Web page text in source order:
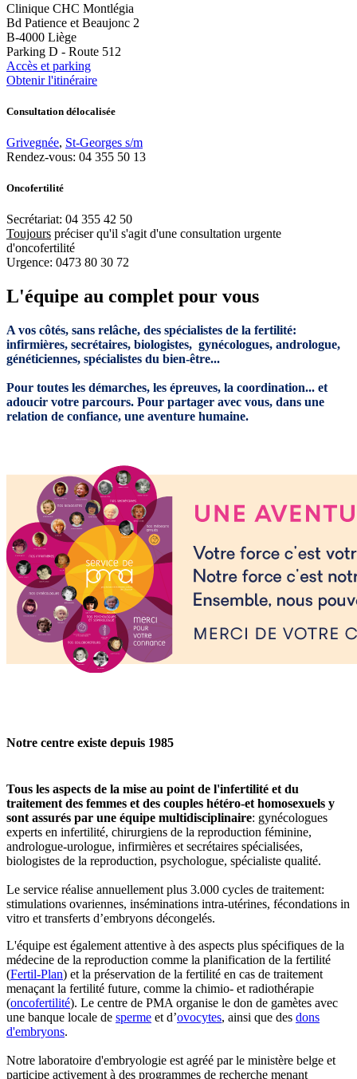
Clinique CHC Montlégia
Bd Patience et Beaujonc 2
B-4000 Liège
Parking D - Route 512
Accès et parking
Obtenir l'itinéraire
Consultation délocalisée
Grivegnée, St-Georges s/m
Rendez-vous: 04 355 50 13
Oncofertilité
Secrétariat: 04 355 42 50
Toujours préciser qu'il s'agit d'une consultation urgente
d'oncofertilité
Urgence: 0473 80 30 72
L'équipe au complet pour vous
A vos côtés, sans relâche, des spécialistes de la fertilité:
infirmières, secrétaires, biologistes, gynécologues, andrologue,
généticiennes, spécialistes du bien-être...
Pour toutes les démarches, les épreuves, la coordination... et
adoucir votre parcours. Pour partager avec vous, dans une
relation de confiance, une aventure humaine.
Notre centre existe depuis 1985
Tous les aspects de la mise au point de l'infertilité et du
traitement des femmes et des couples hétéro-et homosexuels y
sont assurés par une équipe multidisciplinaire: gynécologues
experts en infertilité, chirurgiens de la reproduction féminine,
andrologue-urologue, infirmières et secrétaires spécialisées,
biologistes de la reproduction, psychologue, spécialiste qualité.
Le service réalise annuellement plus 3.000 cycles de traitement:
stimulations ovariennes, inséminations intra-utérines, fécondations in
vitro et transferts d’embryons décongelés.
L'équipe est également attentive à des aspects plus spécifiques de la
médecine de la reproduction comme la planification de la fertilité
(Fertil-Plan) et la préservation de la fertilité en cas de traitement
menaçant la fertilité future, comme la chimio- et radiothérapie
(oncofertilité). Le centre de PMA organise le don de gamètes avec
une banque locale de sperme et d’ovocytes, ainsi que des dons
d'embryons.
Notre laboratoire d'embryologie est agréé par le ministère belge et
participe activement à des programmes de recherche menant